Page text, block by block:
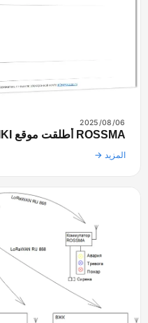
2025/08/06
ROSSMA أطلقت موقع WIKI الخاص بها للعملاء
المزيد →